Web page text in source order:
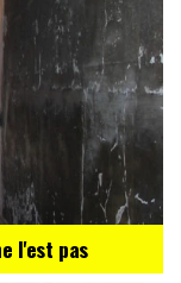
l'est pas